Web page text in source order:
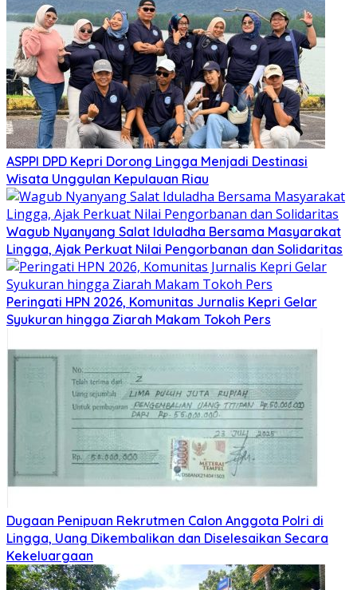
ASPPI DPD Kepri Dorong Lingga Menjadi Destinasi
Wisata Unggulan Kepulauan Riau
Wagub Nyanyang Salat Iduladha Bersama Masyarakat
Lingga, Ajak Perkuat Nilai Pengorbanan dan Solidaritas
Peringati HPN 2026, Komunitas Jurnalis Kepri Gelar
Syukuran hingga Ziarah Makam Tokoh Pers
Dugaan Penipuan Rekrutmen Calon Anggota Polri di
Lingga, Uang Dikembalikan dan Diselesaikan Secara
Kekeluargaan